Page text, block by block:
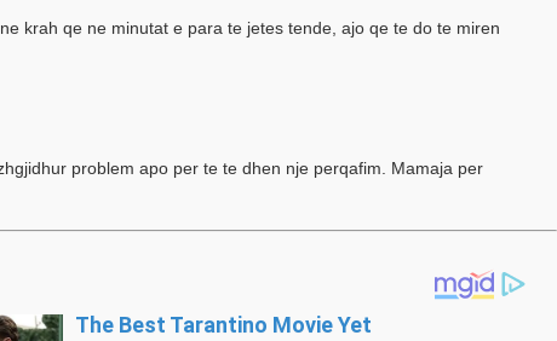
krah qe ne minutat e para te jetes tende, ajo qe te do te miren
problem apo per te te dhen nje perqafim. Mamaja per